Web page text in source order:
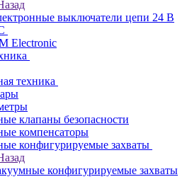
выключатели цепи 24 В
Electronic
техника
клапаны безопасности
компенсаторы
конфигурируемые захваты
конфигурируемые захваты